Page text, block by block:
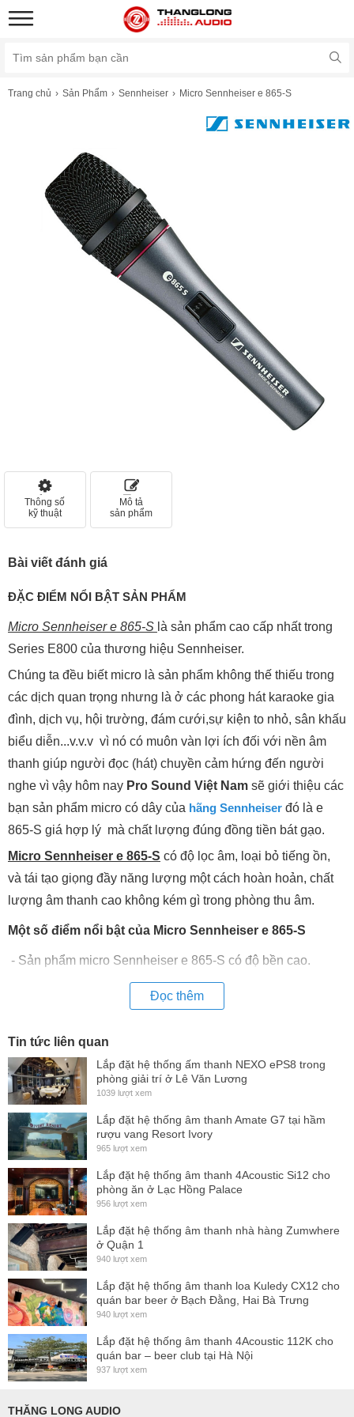
Trang chủ Sản Phẩm Sennheiser Micro Sennheiser e 865-S
Thông số
kỹ thuật
Mô tả
sản phẩm
Bài viết đánh giá
ĐẶC ĐIỂM NỔI BẬT SẢN PHẨM
Micro Sennheiser e 865-S là sản phẩm cao cấp nhất trong
Series E800 của thương hiệu Sennheiser.
Chúng ta đều biết micro là sản phẩm không thế thiếu trong
các dịch quan trọng nhưng là ở các phong hát karaoke gia
đình, dịch vụ, hội trường, đám cưới,sự kiện to nhỏ, sân khấu
biểu diễn...v.v.v vì nó có muôn vàn lợi ích đối với nền âm
thanh giúp người đọc (hát) chuyền cảm hứng đến người
nghe vì vậy hôm nay Pro Sound Việt Nam sẽ giới thiệu các
bạn sản phẩm micro có dây của hãng Sennheiser đó là e
865-S giá hợp lý mà chất lượng đúng đồng tiền bát gạo.
Micro Sennheiser e 865-S có độ lọc âm, loại bỏ tiếng ồn,
và tái tạo giọng đầy năng lượng một cách hoàn hoản, chất
lượng âm thanh cao không kém gì trong phòng thu âm.
Một số điểm nổi bật của Micro Sennheiser e 865-S
- Sản phẩm micro Sennheiser e 865-S có độ bền cao.
Được đầu tư rất tỉ mỉ về độ bền bên ngoài tránh va đập
- Micro Sennheiser e 865-S giá tốt không quá cao tiều so
- Chế độ bảo hành của micro Sennheiser e865-S lên đến 2
năm
- Chất lượng âm thanh tuyệt vời có khả năng đột biết tái tạo
tiếng
Đọc thêm
Tin tức liên quan
Lắp đặt hệ thống ấm thanh NEXO ePS8 trong
phòng giải trí ở Lê Văn Lương
1039 lượt xem
Lắp đặt hệ thống âm thanh Amate G7 tại hầm
rượu vang Resort Ivory
965 lượt xem
Lắp đặt hệ thống âm thanh 4Acoustic Si12 cho
phòng ăn ở Lạc Hồng Palace
956 lượt xem
Lắp đặt hệ thống âm thanh nhà hàng Zumwhere
ở Quận 1
940 lượt xem
Lắp đặt hệ thống âm thanh loa Kuledy CX12 cho
quán bar beer ở Bạch Đằng, Hai Bà Trưng
940 lượt xem
Lắp đặt hệ thống âm thanh 4Acoustic 112K cho
quán bar – beer club tại Hà Nội
937 lượt xem
THĂNG LONG AUDIO